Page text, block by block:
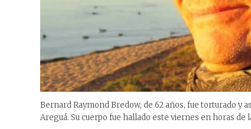
Bernard Raymond Bredow, de 62 años, fue torturado y
Areguá. Su cuerpo fue hallado este viernes en horas de